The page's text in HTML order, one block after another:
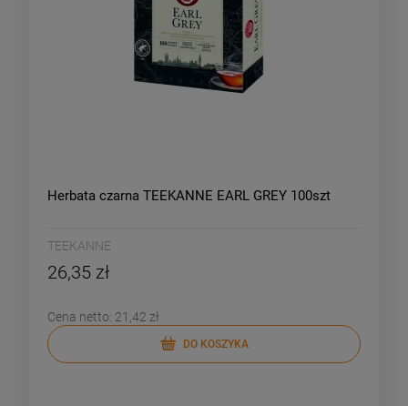
Herbata czarna TEEKANNE EARL GREY 100szt
TEEKANNE
26,35 zł
Cena netto: 21,42 zł
DO KOSZYKA